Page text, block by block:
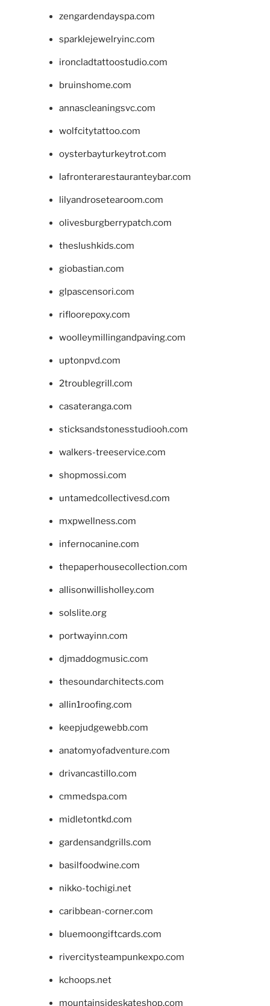
zengardendayspa.com
sparklejewelryinc.com
ironcladtattoostudio.com
bruinshome.com
annascleaningsvc.com
wolfcitytattoo.com
oysterbayturkeytrot.com
lafronterarestauranteybar.com
lilyandrosetearoom.com
olivesburgberrypatch.com
theslushkids.com
giobastian.com
glpascensori.com
rifloorepoxy.com
woolleymillingandpaving.com
uptonpvd.com
2troublegrill.com
casateranga.com
sticksandstonesstudiooh.com
walkers-treeservice.com
shopmossi.com
untamedcollectivesd.com
mxpwellness.com
infernocanine.com
thepaperhousecollection.com
allisonwillisholley.com
solslite.org
portwayinn.com
djmaddogmusic.com
thesoundarchitects.com
allin1roofing.com
keepjudgewebb.com
anatomyofadventure.com
drivancastillo.com
cmmedspa.com
midletontkd.com
gardensandgrills.com
basilfoodwine.com
nikko-tochigi.net
caribbean-corner.com
bluemoongiftcards.com
rivercitysteampunkexpo.com
kchoops.net
mountainsideskateshop.com